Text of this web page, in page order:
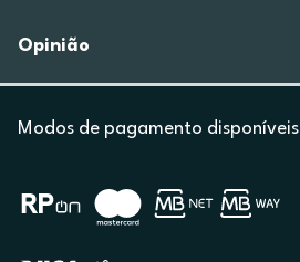
Opinião
Modos de pagamento disponíveis